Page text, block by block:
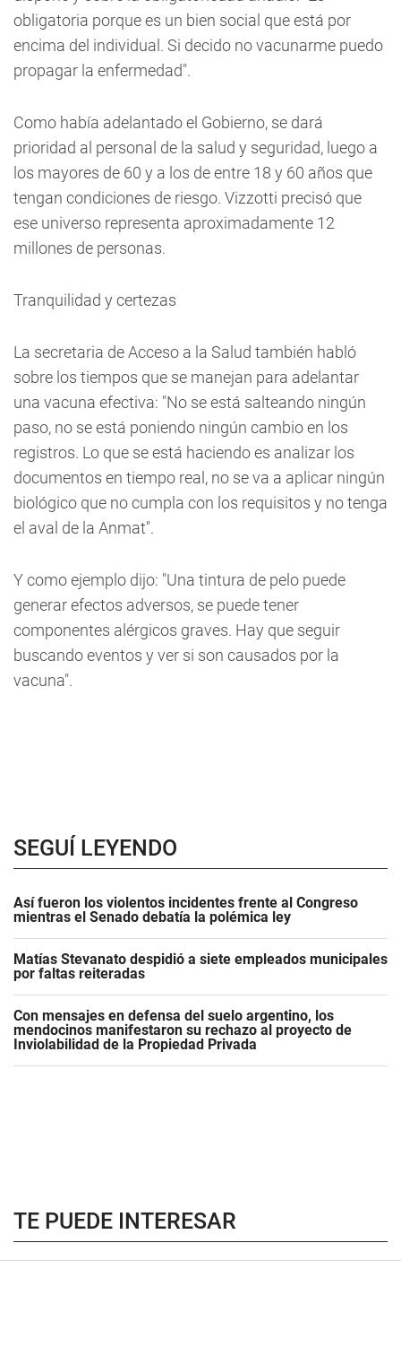
obligatoria porque es un bien social que está por
encima del individual. Si decido no vacunarme puedo
propagar la enfermedad".
Como había adelantado el Gobierno, se dará
prioridad al personal de la salud y seguridad, luego a
los mayores de 60 y a los de entre 18 y 60 años que
tengan condiciones de riesgo. Vizzotti precisó que
ese universo representa aproximadamente 12
millones de personas.
Tranquilidad y certezas
La secretaria de Acceso a la Salud también habló
sobre los tiempos que se manejan para adelantar
una vacuna efectiva: "No se está salteando ningún
paso, no se está poniendo ningún cambio en los
registros. Lo que se está haciendo es analizar los
documentos en tiempo real, no se va a aplicar ningún
biológico que no cumpla con los requisitos y no tenga
el aval de la Anmat".
Y como ejemplo dijo: "Una tintura de pelo puede
generar efectos adversos, se puede tener
componentes alérgicos graves. Hay que seguir
buscando eventos y ver si son causados por la
vacuna".
SEGUÍ LEYENDO
Así fueron los violentos incidentes frente al Congreso
mientras el Senado debatía la polémica ley
Matías Stevanato despidió a siete empleados municipales
por faltas reiteradas
Con mensajes en defensa del suelo argentino, los
mendocinos manifestaron su rechazo al proyecto de
Inviolabilidad de la Propiedad Privada
TE PUEDE INTERESAR